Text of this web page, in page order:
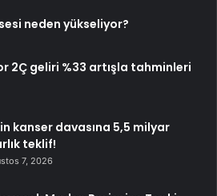
neden yükseliyor?
2Ç geliri %33 artışla tahminleri
kanser davasına 5,5 milyar
teklif!
7, 2026